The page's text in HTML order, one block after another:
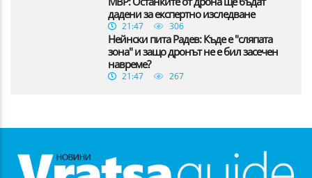
дадени за експертно изследване
21:47 306
Нейнски пита Радев: Къде е "сляпата
зона" и защо дронът не е бил засечен
навреме?
21:47 267